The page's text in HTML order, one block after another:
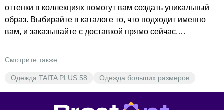
оттенки в коллекциях помогут вам создать уникальный
образ. Выбирайте в каталоге то, что подходит именно
вам, и заказывайте с доставкой прямо сейчас.
индивидуальность, или костюм для деловых встреч. В
стилю и цене. Не упустите возможность обновить свой
гардероб качественной одеждой по доступным ценам.
Оформите заказ уже сегодня и наслаждайтесь
Смотрите также:
Одежда TAITA PLUS 58 Одежда больших размеров